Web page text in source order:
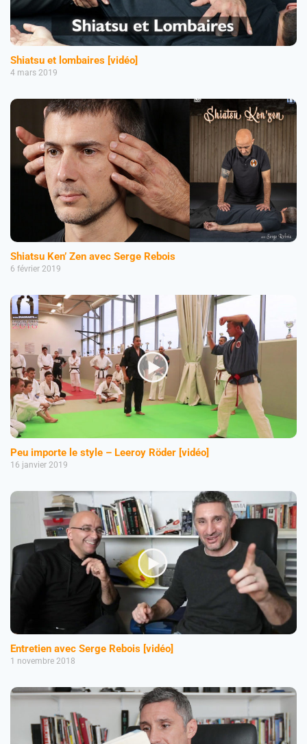
Shiatsu et lombaires [vidéo]
4 mars 2019
Shiatsu Ken’ Zen avec Serge Rebois
6 février 2019
Peu importe le style – Leeroy Röder [vidéo]
16 janvier 2019
Entretien avec Serge Rebois [vidéo]
1 novembre 2018